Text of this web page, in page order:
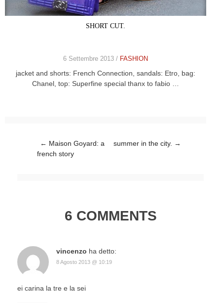
SHORT CUT.
6 Settembre 2013 / FASHION
jacket and shorts: French Connection, sandals: Etro, bag:
Chanel, top: Superfine special thanx to fabio …
Post navigation
← Maison Goyard: a
french story
summer in the city. →
6 COMMENTS
vincenzo ha detto:
8 Agosto 2013 @ 10:19
ei carina la tre e la sei